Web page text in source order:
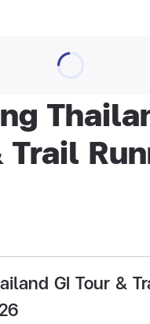
Trail
GI Tour &